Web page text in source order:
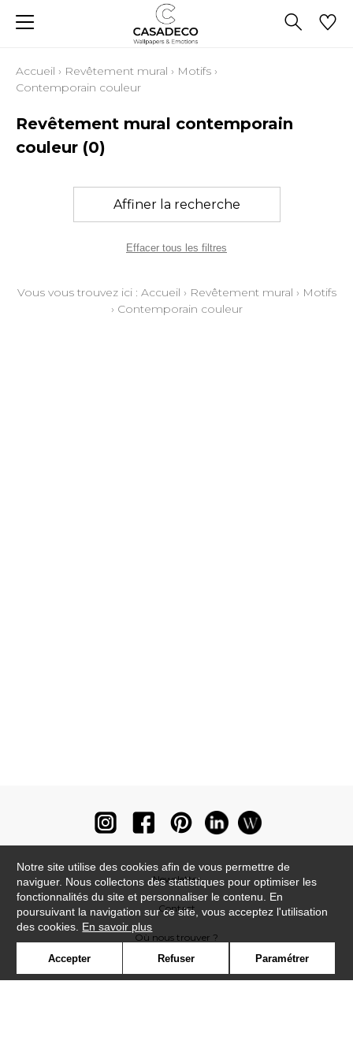
Accueil › Revêtement mural › Motifs ›
Contemporain couleur
Revêtement mural contemporain
couleur (0)
Affiner la recherche
Effacer tous les filtres
Vous vous trouvez ici : Accueil › Revêtement mural › Motifs
› Contemporain couleur
Newsletter
Contact
Où nous trouver ?
Notre site utilise des cookies afin de vous permettre de
naviguer. Nous collectons des statistiques pour optimiser les
fonctionnalités du site et personnaliser le contenu. En
poursuivant la navigation sur ce site, vous acceptez l'utilisation
des cookies. En savoir plus
Accepter Refuser Paramétrer